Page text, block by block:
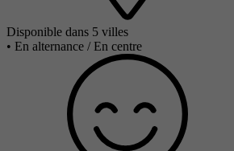
Disponible dans 5 villes
• En alternance / En centre